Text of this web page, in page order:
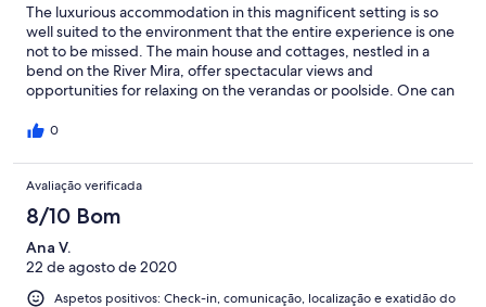
The luxurious accommodation in this magnificent setting is so
well suited to the environment that the entire experience is one
not to be missed. The main house and cottages, nestled in a
bend on the River Mira, offer spectacular views and
opportunities for relaxing on the verandas or poolside. One can
seasonal fruit picked fresh picked from the beautifully
by, we were fortunate enough to catch a glimpse of a 'sounder'
of wild boar ambling on the path across the river. The location
makes it possible to engage in water sports, hiking, and to
undertake excursions to villages within a short drive. Nearby
towns provide well-stocked shops featuring fresh food and a
good selection of wines. (We even managed to locate some
Japanese sake.) High quality restaurants with ocean views, fresh
0
Avaliação verificada
8/10 Bom
Ana V.
22 de agosto de 2020
Aspetos positivos: Check-in, comunicação, localização e exatidão do